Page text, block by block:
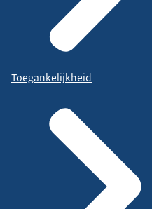
Toegankelijkheid